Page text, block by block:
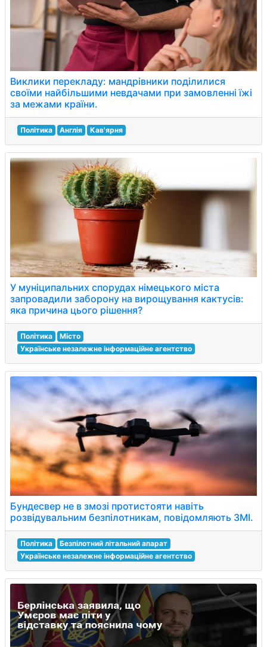
Виклики перекладу: мандрівники поділилися
своїми найбільшими невдачами при замовленні їжі
за межами країни.
Політика Англія Кав'ярня
У муніципальних спорудах німецького міста
запровадили заборону на вирощування кактусів:
яка причина цього рішення?
Політика
Місто
Українське незалежне інформаційне агентство
Бундесвер не в змозі протистояти навіть
розвідувальним безпілотникам, повідомляють ЗМІ.
Політика
Безпілотний літальний апарат
Українське незалежне інформаційне агентство